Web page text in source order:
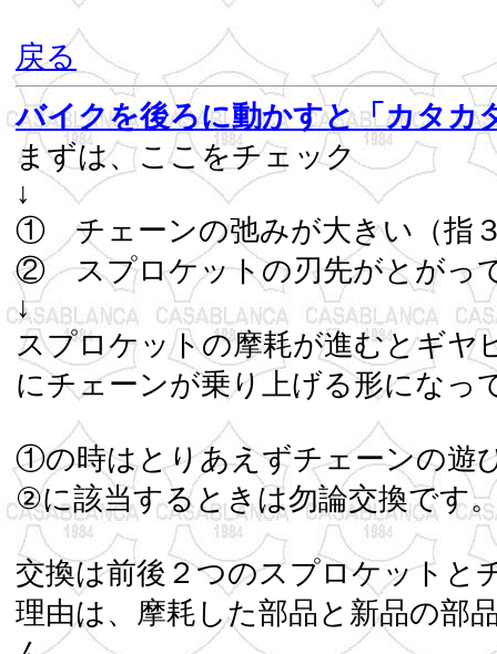
戻る
バイクを後ろに動かすと「カタカ
まずは、ここをチェック
↓
① チェーンの弛みが大きい（指
② スプロケットの刃先
↓
スプロケットの摩耗が進むとギ
にチェーンが乗り上げる
①の時はとりあえずチェーンの遊
②に該当す
交換は前後２つのスプロ
理由は、摩耗した部品と新品の部